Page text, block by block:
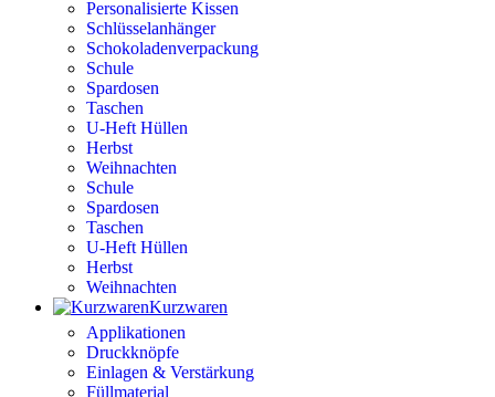
Personalisierte Kissen
Schlüsselanhänger
Schokoladenverpackung
Schule
Spardosen
Taschen
U-Heft Hüllen
Herbst
Weihnachten
Schule
Spardosen
Taschen
U-Heft Hüllen
Herbst
Weihnachten
Kurzwaren
Applikationen
Druckknöpfe
Einlagen & Verstärkung
Füllmaterial